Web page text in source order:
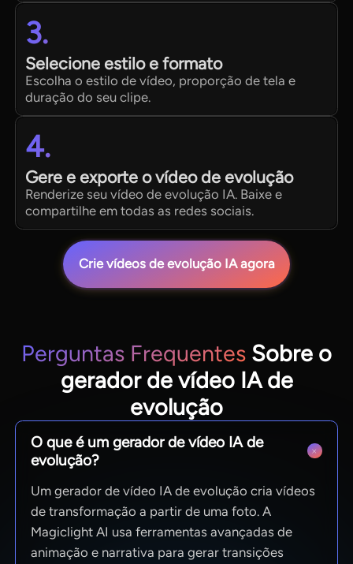
3.
Selecione estilo e formato
Escolha o estilo de vídeo, proporção de tela e
duração do seu clipe.
4.
Gere e exporte o vídeo de evolução
Renderize seu vídeo de evolução IA. Baixe e
compartilhe em todas as redes sociais.
Crie vídeos de evolução IA agora
Perguntas Frequentes Sobre o
gerador de vídeo IA de
evolução
O que é um gerador de vídeo IA de
evolução?
Um gerador de vídeo IA de evolução cria vídeos
de transformação a partir de uma foto. A
Magiclight AI usa ferramentas avançadas de
animação e narrativa para gerar transições